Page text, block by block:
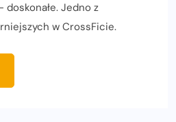
doskonałe. Jedno z
w CrossFicie.